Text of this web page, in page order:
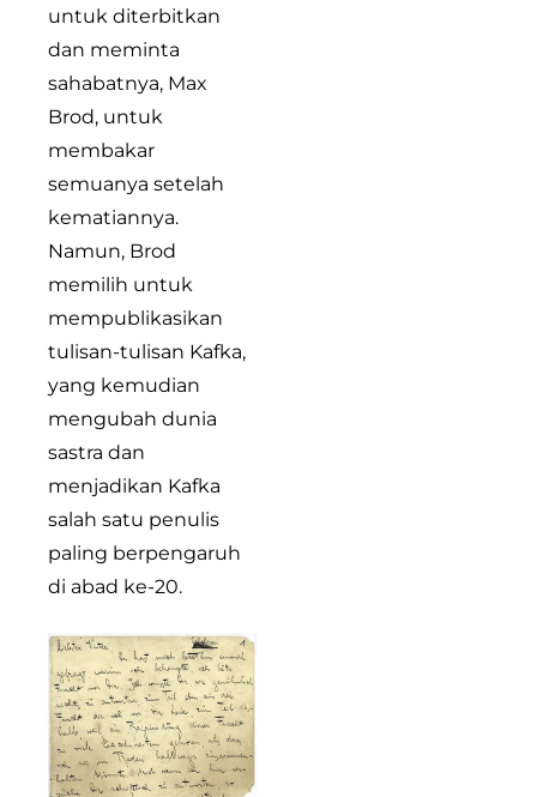
untuk diterbitkan
dan meminta
sahabatnya, Max
Brod, untuk
membakar
semuanya setelah
kematiannya.
Namun, Brod
memilih untuk
mempublikasikan
tulisan-tulisan Kafka,
yang kemudian
mengubah dunia
sastra dan
menjadikan Kafka
salah satu penulis
paling berpengaruh
di abad ke-20.